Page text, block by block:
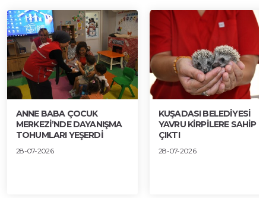
ANNE BABA ÇOCUK
MERKEZİ’NDE DAYANIŞMA
TOHUMLARI YEŞERDİ
28-07-2026
KUŞADASI BELEDİYESİ
YAVRU KİRPİLERE SAHİP
ÇIKTI
28-07-2026